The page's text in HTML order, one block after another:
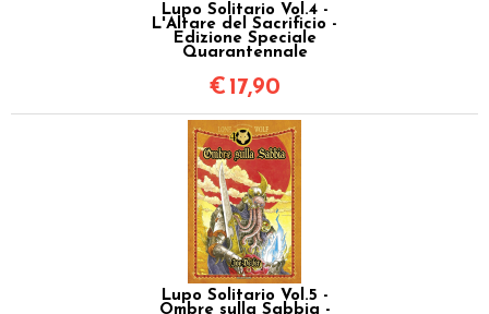
Lupo Solitario Vol.4 -
L'Altare del Sacrificio -
Edizione Speciale
Quarantennale
€ 17,90
Lupo Solitario Vol.5 -
Ombre sulla Sabbia -